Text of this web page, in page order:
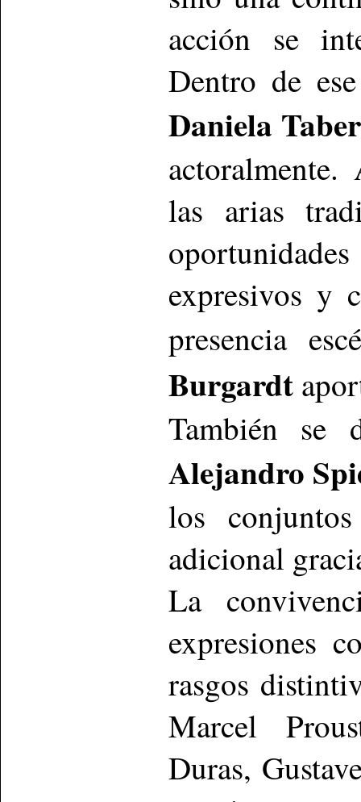
acción se
Dentro de
Daniela
las arias
expresivos y
presencia
Burgardt
También se
Alejandro
los
adicional
La
expresiones
rasgos
Marcel
Duras,